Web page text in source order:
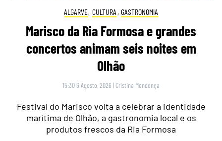
ALGARVE, CULTURA , GASTRONOMIA
Marisco da Ria Formosa e grandes
concertos animam seis noites em
Olhão
15:30 6 Agosto, 2026 | Cristina Mendonça
Festival do Marisco volta a celebrar a identidade
marítima de Olhão, a gastronomia local e os
produtos frescos da Ria Formosa